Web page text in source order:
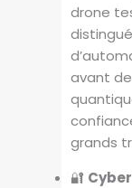
drone
avant
grands
🔐